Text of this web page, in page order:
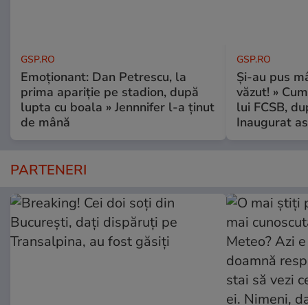
GSP.RO
Emoționant: Dan Petrescu, la
prima apariție pe stadion, după
lupta cu boala » Jennnifer l-a ținut
de mână
GSP.RO
Și-au pus
văzut! »
lui FCSB,
Inaugurat
PARTENERI